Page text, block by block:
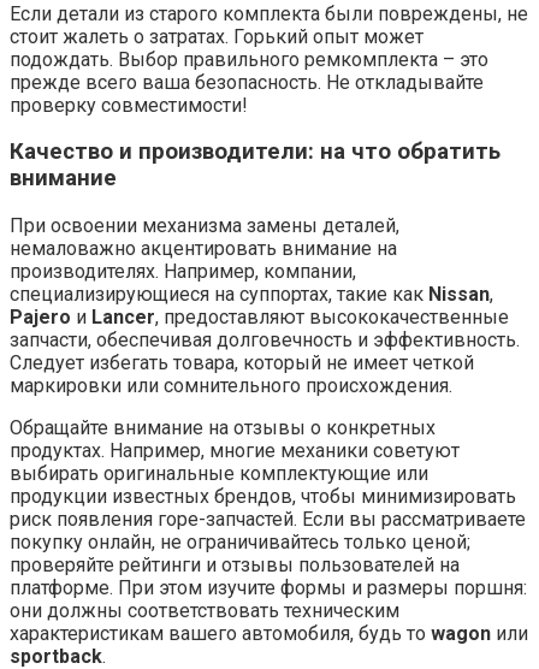
Если детали из старого комплекта были повреждены, не
стоит жалеть о затратах. Горький опыт может
подождать. Выбор правильного ремкомплекта – это
прежде всего ваша безопасность. Не откладывайте
проверку совместимости!
Качество и производители: на что обратить
внимание
При освоении механизма замены деталей,
немаловажно акцентировать внимание на
производителях. Например, компании,
специализирующиеся на суппортах, такие как Nissan,
Pajero и Lancer, предоставляют высококачественные
запчасти, обеспечивая долговечность и эффективность.
Следует избегать товара, который не имеет четкой
маркировки или сомнительного происхождения.
Обращайте внимание на отзывы о конкретных
продуктах. Например, многие механики советуют
выбирать оригинальные комплектующие или
продукции известных брендов, чтобы минимизировать
риск появления горе-запчастей. Если вы рассматриваете
покупку онлайн, не ограничивайтесь только ценой;
проверяйте рейтинги и отзывы пользователей на
платформе. При этом изучите формы и размеры поршня:
они должны соответствовать техническим
характеристикам вашего автомобиля, будь то wagon или
sportback.